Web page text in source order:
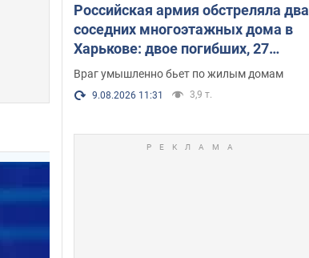
Российская армия обстреляла два
соседних многоэтажных дома в
Харькове: двое погибших, 27
пострадавших
Враг умышленно бьет по жилым домам
9.08.2026 11:31 3,9 т.